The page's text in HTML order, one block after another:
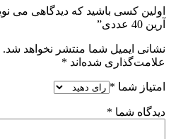
آرین 40 عددی”
نشانی ایمیل شما منتشر نخواهد شد.
علامت‌گذاری شده‌اند *
امتیاز شما *
دیدگاه شما *